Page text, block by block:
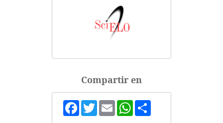
Compartir en
Facebook
TwitterEmail WhatsApp